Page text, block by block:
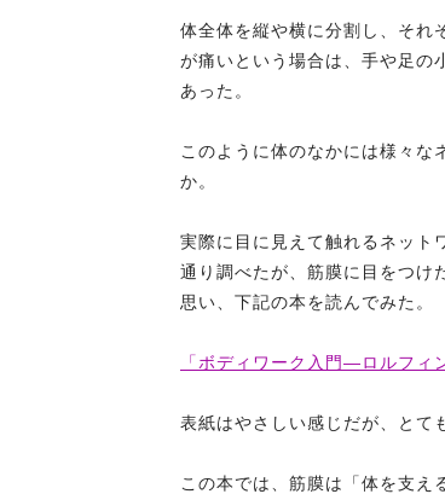
体全体を縦や横に分割し、それ
が痛いという場合は、手や足の
あった。
このように体のなかには様々な
か。
実際に目に見えて触れるネット
通り調べたが、筋膜に目をつけ
思い、下記の本を読んでみた。
「ボディワーク入門―ロルフ
表紙はやさしい感じだが、とて
この本では、筋膜は「体を支え